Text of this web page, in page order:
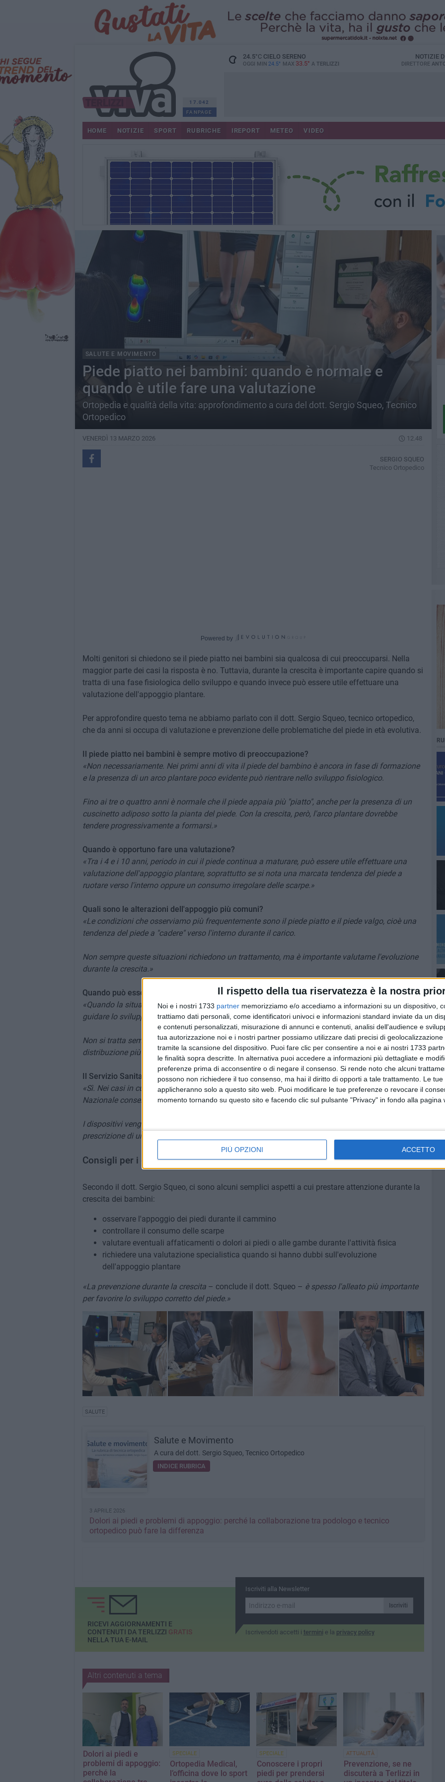
Il rispetto della tua riservatezza è la nostra
Noi e i nostri 1733 partner memorizziamo e/o accediamo a informazioni su un dispositivo,
trattiamo dati personali, come identificatori univoci e informazioni standard inviate da un
e contenuti personalizzati, misurazione di annunci e contenuti, analisi dell'audience e
tua autorizzazione noi e i nostri partner possiamo utilizzare dati precisi di
tramite la scansione del dispositivo. Puoi fare clic per consentire a noi e ai nostri 1733
le finalità sopra descritte. In alternativa puoi accedere a informazioni più dettagliate e
preferenze prima di acconsentire o di negare il consenso. Si rende noto che alcuni
possono non richiedere il tuo consenso, ma hai il diritto di opporti a tale trattamento. Le
applicheranno solo a questo sito web. Puoi modificare le tue preferenze o revocare il
momento tornando su questo sito e facendo clic sul pulsante "Privacy" in fondo alla pagina
PIÙ OPZIONI ACCETTO
17.042
FANPAGE
24.5°CCIELO SERENO
OGGI MIN 24.5° MAX 33.5° A TERLIZZI
NOTIZIE
DIRETTORE
HOME NOTIZIE SPORT RUBRICHE IREPORT METEO VIDEO
SALUTE E MOVIMENTO
Piede piatto nei bambini: quando è normale e
quando è utile fare una valutazione
Ortopedia e qualità della vita: approfondimento a cura del dott. Sergio Squeo, Tecnico
Ortopedico
VENERDÌ 13 MARZO 2026 12.48
SERGIO SQUEO
Tecnico Ortopedico
Powered by
Molti genitori si chiedono se il piede piatto nei bambini sia qualcosa di cui preoccuparsi. Nella
maggior parte dei casi la risposta è no. Tuttavia, durante la crescita è importante capire quando si
tratta di una fase fisiologica dello sviluppo e quando invece può essere utile effettuare una
valutazione dell'appoggio plantare.
Per approfondire questo tema ne abbiamo parlato con il dott. Sergio Squeo, tecnico ortopedico,
che da anni si occupa di valutazione e prevenzione delle problematiche del piede in età evolutiva.
Il piede piatto nei bambini è sempre motivo di preoccupazione?
«Non necessariamente. Nei primi anni di vita il piede del bambino è ancora in fase di formazione
e la presenza di un arco plantare poco evidente può rientrare nello sviluppo fisiologico.
Fino ai tre o quattro anni è normale che il piede appaia più "piatto", anche per la presenza di un
cuscinetto adiposo sotto la pianta del piede. Con la crescita, però, l'arco plantare dovrebbe
tendere progressivamente a formarsi.»
Quando è opportuno fare una valutazione?
«Tra i 4 e i 10 anni, periodo in cui il piede continua a maturare, può essere utile effettuare una
valutazione dell'appoggio plantare, soprattutto se si nota una marcata tendenza del piede a
ruotare verso l'interno oppure un consumo irregolare delle scarpe.»
Quali sono le alterazioni dell'appoggio più comuni?
«Le condizioni che osserviamo più frequentemente sono il piede piatto e il piede valgo, cioè una
tendenza del piede a "cadere" verso l'interno durante il carico.
Non sempre queste situazioni richiedono un trattamento, ma è importante valutarne l'evoluzione
durante la crescita.»
Quando può essere indicato l'utilizzo di un plantare ortopedico?
«Quando la situazione clinica lo richiede, il plantare ortopedico su misura può contribuire a
guidare lo sviluppo del piede verso un appoggio più equilibrato.
Non si tratta semplicemente di sostenere il piede, ma di accompagnarne la crescita e favorire una
distribuzione più corretta dei carichi durante il cammino.»
Il Servizio Sanitario Nazionale prevede la gratuità dei plantari?
«Sì. Nei casi in cui sia presente una condizione clinica che lo giustifichi, il Servizio Sanitario
Nazionale consente la fornitura dei plantari ortopedici.
I dispositivi vengono realizzati presso officine ortopediche convenzionate, sulla base della
prescrizione di uno specialista, generalmente ortopedico o fisiatra.»
Consigli per i genitori
Secondo il dott. Sergio Squeo, ci sono alcuni semplici aspetti a cui prestare attenzione durante la
crescita dei bambini:
osservare l'appoggio dei piedi durante il cammino
controllare il consumo delle scarpe
valutare eventuali affaticamenti o dolori ai piedi o alle gambe durante l'attività fisica
richiedere una valutazione specialistica quando si hanno dubbi sull'evoluzione
dell'appoggio plantare
«La prevenzione durante la crescita– conclude il dott. Squeo – è spesso l'alleato più importante
per favorire lo sviluppo corretto del piede.»
SALUTE
Salute e Movimento
A cura del dott. Sergio Squeo, Tecnico Ortopedico
INDICE RUBRICA
3 APRILE 2026
Dolori ai piedi e problemi di appoggio: perché la collaborazione tra podologo e tecnico
ortopedico può fare la differenza
Iscriviti alla Newsletter
Iscriviti
Iscrivendoti accetti i termini e la privacy policy
RICEVI AGGIORNAMENTI E
CONTENUTI DA TERLIZZI GRATIS
NELLA TUA E-MAIL
Altri contenuti a tema
Dolori ai piedi e
problemi di appoggio:
perché la
SPECIALE
Ortopedia Medical,
l’officina dove lo sport
SPECIALE
Conoscere i propri
piedi per prendersi
ATTUALITÀ
Prevenzione, se ne
discuterà a Terlizzi in